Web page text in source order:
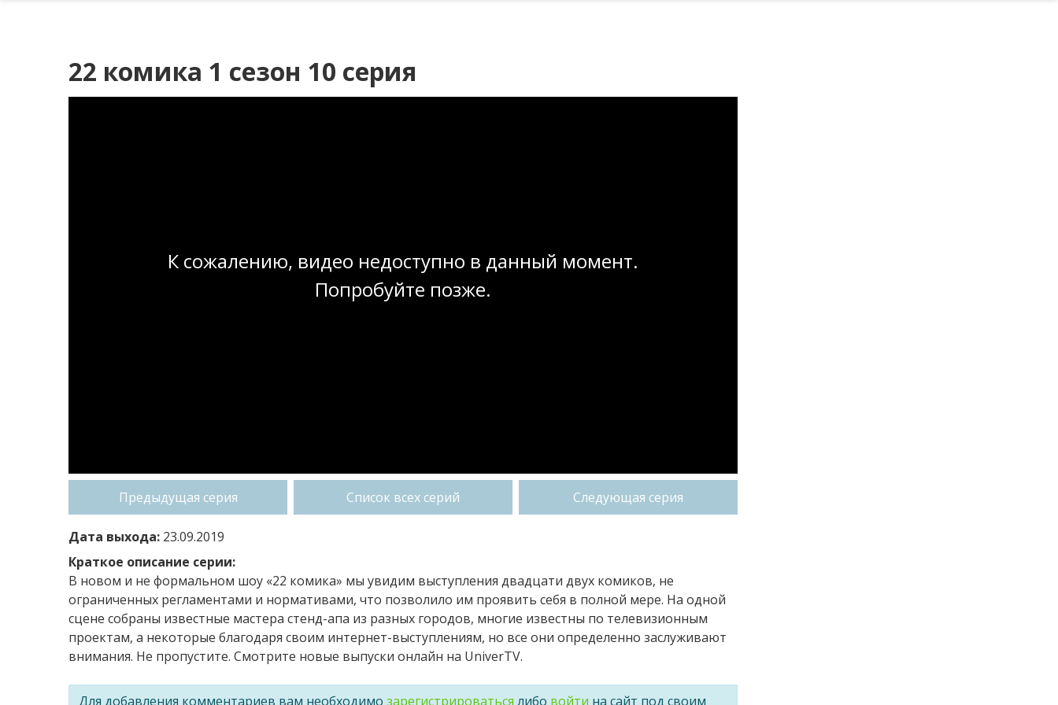
22 комика 1 сезон 10 серия
К сожалению, видео недоступно в данный момент.
Попробуйте позже.
Предыдущая серия Список всех серий Следующая серия
Дата выхода: 23.09.2019
Краткое описание серии:
В новом и не формальном шоу «22 комика» мы увидим выступления двадцати двух комиков, не
ограниченных регламентами и нормативами, что позволило им проявить себя в полной мере. На одной
сцене собраны известные мастера стенд-апа из разных городов, многие известны по телевизионным
проектам, а некоторые благодаря своим интернет-выступлениям, но все они определенно заслуживают
внимания. Не пропустите. Смотрите новые выпуски онлайн на UniverTV.
Для добавления комментариев вам необходимо зарегистрироваться либо войти на сайт под своим